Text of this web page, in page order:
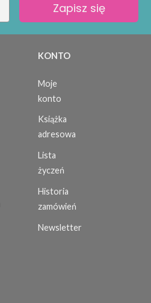
Zapisz się
KONTO
Moje
konto
Książka
adresowa
Lista
życzeń
Historia
zamówień
Newsletter